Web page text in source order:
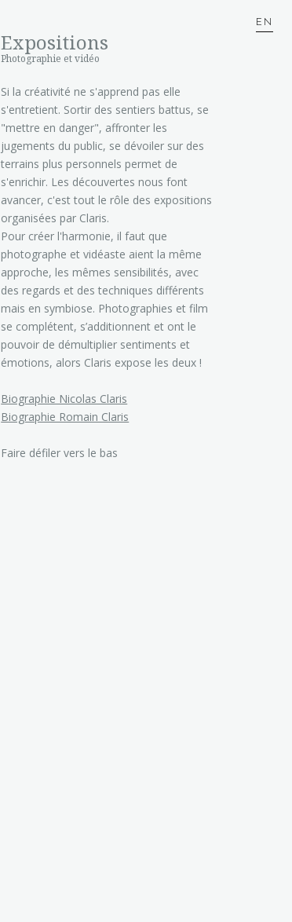
EN
Expositions
Photographie et vidéo
Si la créativité ne s'apprend pas elle
s'entretient. Sortir des sentiers battus, se
"mettre en danger", affronter les
jugements du public, se dévoiler sur des
terrains plus personnels permet de
s'enrichir. Les découvertes nous font
avancer, c'est tout le rôle des expositions
organisées par Claris.
Pour créer l'harmonie, il faut que
photographe et vidéaste aient la même
approche, les mêmes sensibilités, avec
des regards et des techniques différents
mais en symbiose. Photographies et film
se complétent, s’additionnent et ont le
pouvoir de démultiplier sentiments et
émotions, alors Claris expose les deux !
Biographie Nicolas Claris
Biographie Romain Claris
Faire défiler vers le bas